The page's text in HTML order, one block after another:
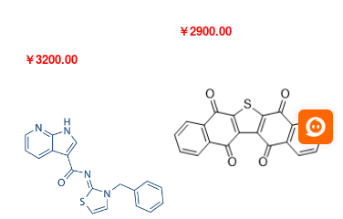
￥3200.00
￥2900.00